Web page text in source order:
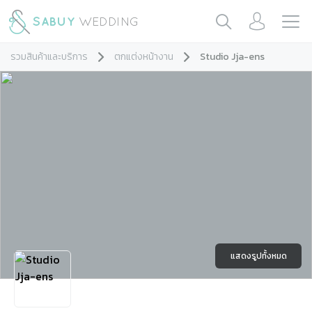
รวมสินค้าและบริการ ตกแต่งหน้างาน Studio Jja-ens
แสดงรูปทั้งหมด